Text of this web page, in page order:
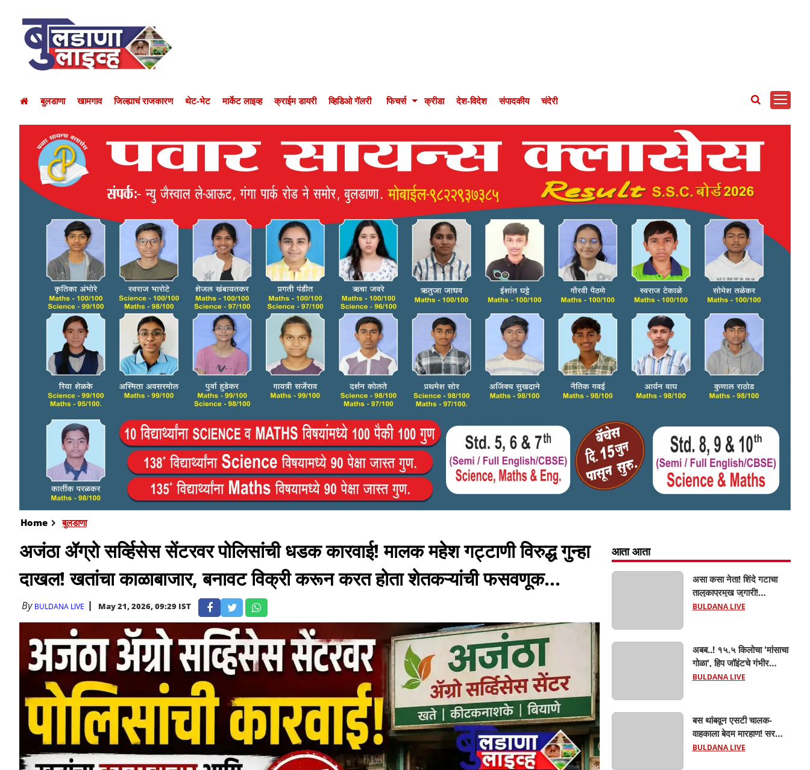
बुलडाणा खामगाव जिल्ह्याचं राजकारण थेट-भेट मार्केट लाइव्ह क्राईम डायरी व्हिडिओ गॅलरी फिचर्स क्रीडा देश-विदेश संपादकीय चंदेरी
Home बुलडाणा
अजंठा ॲग्रो सर्व्हिसेस सेंटरवर पोलिसांची धडक कारवाई! मालक महेश गट्टाणी विरुद्ध गुन्हा
दाखल! खतांचा काळाबाजार, बनावट विक्री करून करत होता शेतकऱ्यांची फसवणूक...
By BULDANA LIVE May 21, 2026, 09:29 IST
आता आता
असा कसा नेता! शिंदे गटाचा
तालुकाप्रमुख जुगारी!
खामगावात तालुकाप्रमुखांच्या
गेला तालुकाप्रमुख; पण ६
जणांना साडेआठ लाखांच्या
मुद्देमालासह पकडले.....
BULDANA LIVE
अबब..! १५.५ किलोचा 'मांसाचा
गोळा', हिप जॉइंटचे गंभीर
फ्रॅक्चर अन् मृत्यूशी झुंज...
BULDANA LIVE
बस थांबवून एसटी चालक-
वाहकाला बेदम मारहाण! सरकारी
कामात अडथळा; प्रवाशांसमोर
BULDANA LIVE